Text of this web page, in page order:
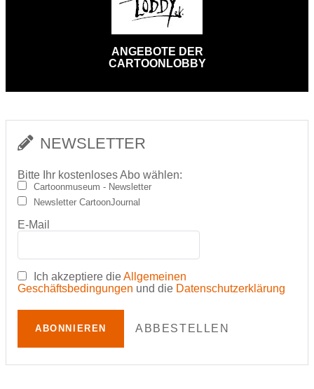
ANGEBOTE DER
CARTOONLOBBY
NEWSLETTER
Bitte Ihr kostenloses Abo wählen:
Cartoonmuseum - Newsletter
Newsletter CartoonJournal
E-Mail
Ich akzeptiere dieAllgemeinen
Geschäftsbedingungen und die Datenschutzerklärung
ABONNIEREN ABBESTELLEN